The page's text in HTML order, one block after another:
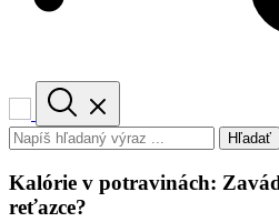
Hľadať
Kalórie v potravinách:
reťazce?